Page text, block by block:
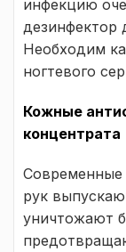
инфекцию
дезинфектор
Необходим
ногтевого
Кожные
концентрата
Современные
рук
уничтожают